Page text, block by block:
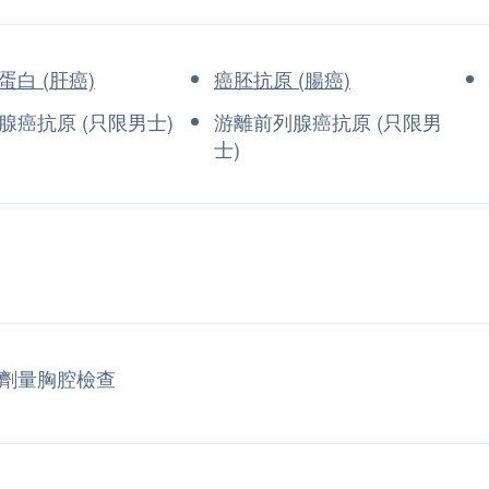
白 (肝癌) 癌胚抗原 (腸癌)
癌抗原 (只限男士)
游離前列腺癌抗原 (只限男
士)
量胸腔檢查